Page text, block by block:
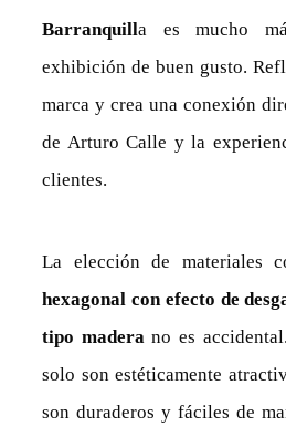
Barranquilla es mucho
exhibición de buen gusto.
marca y crea una conexión
de Arturo Calle y la
clientes.
La elección de materiales
hexagonal con efecto de
tipo madera no es
solo son estéticamente
son duraderos y fáciles de